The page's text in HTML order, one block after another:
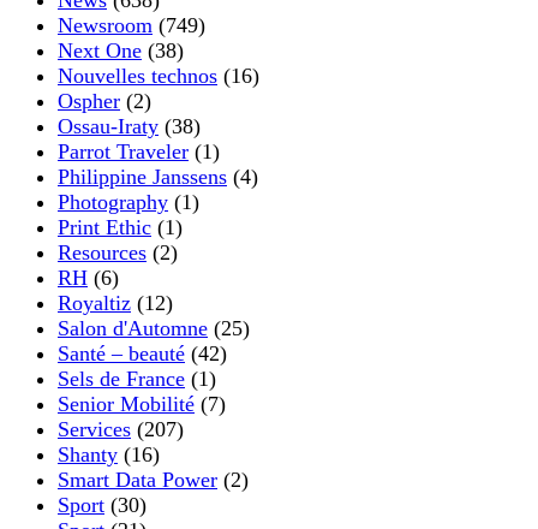
Newsroom (749)
Next One (38)
Nouvelles technos (16)
Ospher (2)
Ossau-Iraty (38)
Parrot Traveler (1)
Philippine Janssens (4)
Photography (1)
Print Ethic (1)
Resources (2)
RH (6)
Royaltiz (12)
Salon d'Automne (25)
Santé – beauté (42)
Sels de France (1)
Senior Mobilité (7)
Services (207)
Shanty (16)
Smart Data Power (2)
Sport (30)